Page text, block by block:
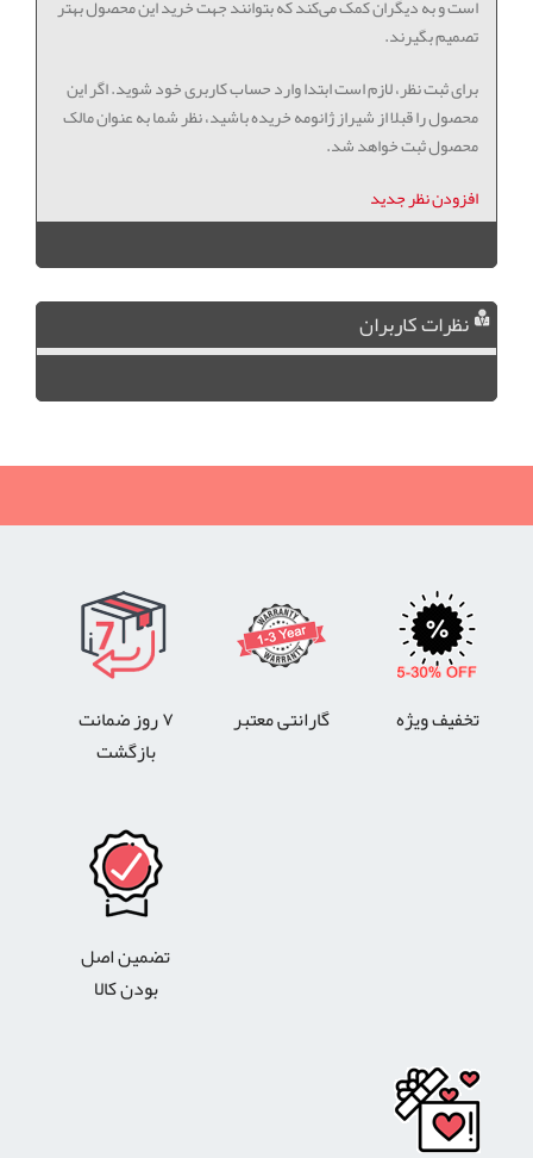
است و به دیگران کمک می‌کند که بتوانند جهت خرید این محصول بهتر
تصمیم بگیرند.
برای ثبت نظر، لازم است ابتدا وارد حساب کاربری خود شوید. اگر این
محصول را قبلا از شیراز ژانومه خریده باشید، نظر شما به عنوان مالک
محصول ثبت خواهد شد.
افزودن نظر جدید
نظرات کاربران
تخفیف ویژه گارانتی معتبر
۷ روز ضمانت
بازگشت
تضمین اصل
بودن کالا